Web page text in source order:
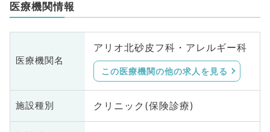
医療機関情報
医療機関名
アリオ北砂皮フ科・アレルギー科
この医療機関の他の求人を見る
施設種別 クリニック(保険診療)